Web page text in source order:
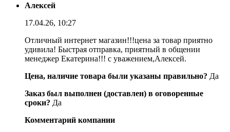
Алексей
17.04.26, 10:27
Отличный интернет магазин!!!цена за товар приятно
удивила! Быстрая отправка, приятный в общении
менеджер Екатерина!!! с уважением,Алексей.
Цена, наличие товара были указаны правильно? Да
Заказ был выполнен (доставлен) в оговоренные
сроки? Да
Комментарий компании